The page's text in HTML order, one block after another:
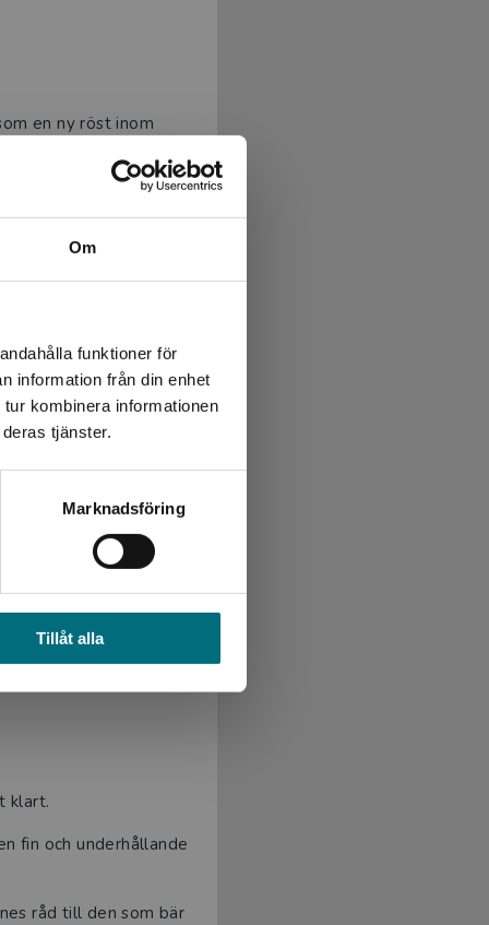
Om
funktioner för
information från din enhet
kombinera informationen
tjänster.
Marknadsföring
Tillåt alla
en ny röst inom
Böckerna riktar sig till
man kan känna igen sig
oväntade tomheten
gången ville jag
utmanande.
som väcker
klart.
fin och underhållande
råd till den som bär